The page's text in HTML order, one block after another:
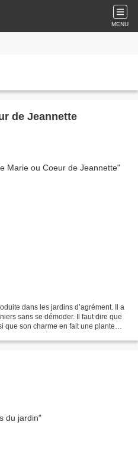
MENU
de Jeannette
dans les jardins d’agrément. Il a
sans se démoder. Il faut dire que
que son charme en fait une plante